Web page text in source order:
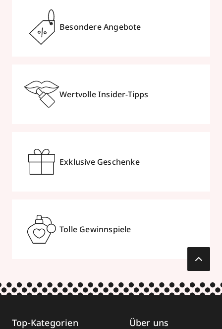
Besondere Angebote
Wertvolle Insider-Tipps
Exklusive Geschenke
Tolle Gewinnspiele
Top-Kategorien Über uns